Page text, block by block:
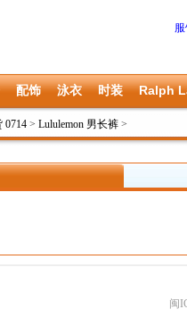
配饰 泳衣 时装 Ralph
0714 > Lululemon 男长裤 >
闽